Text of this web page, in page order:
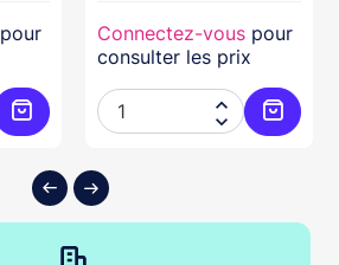
pour
Ajouter au panier
Connectez-vous pour
consulter les prix

